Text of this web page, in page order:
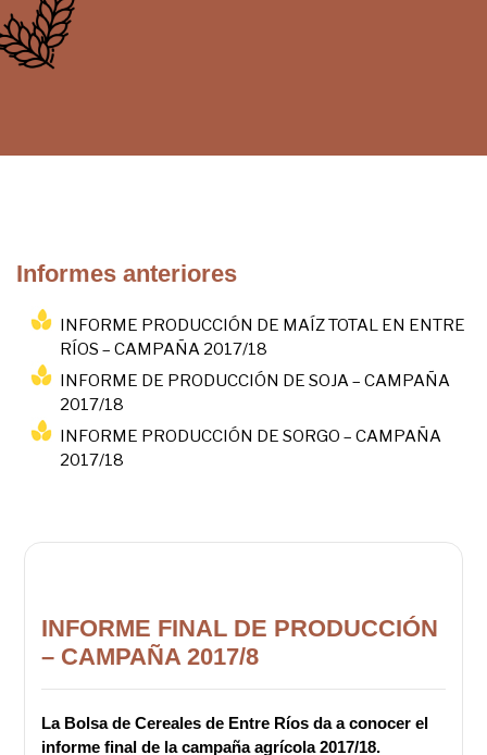
Informes anteriores
INFORME PRODUCCIÓN DE MAÍZ TOTAL EN ENTRE
RÍOS – CAMPAÑA 2017/18
INFORME DE PRODUCCIÓN DE SOJA – CAMPAÑA
2017/18
INFORME PRODUCCIÓN DE SORGO – CAMPAÑA
2017/18
INFORME FINAL DE PRODUCCIÓN
– CAMPAÑA 2017/8
La Bolsa de Cereales de Entre Ríos da a conocer el
informe final de la campaña agrícola 2017/18.